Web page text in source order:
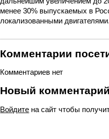
менее 30% выпускаемых в
локализованными
Комментарии
Комментариев нет
Новый
Войдите на сайт чтобы